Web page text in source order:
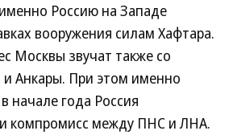
Россию на Западе
вооружения силам Хафтара.
Москвы звучат также со
Анкары. При этом именно
начале года Россия
компромисс между ПНС и ЛНА.